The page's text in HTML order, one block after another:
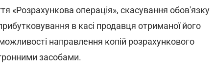
«Розрахункова операція», скасування обов'язку
в касі продавця отриманої його
направлення копій розрахункового
засобами.